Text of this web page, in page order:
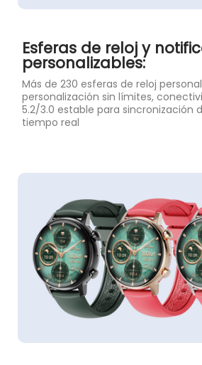
Esferas de reloj y
personalizables:
Más de 230 esferas de reloj
personalización sin límites,
5.2/3.0 estable para sincronización
tiempo real